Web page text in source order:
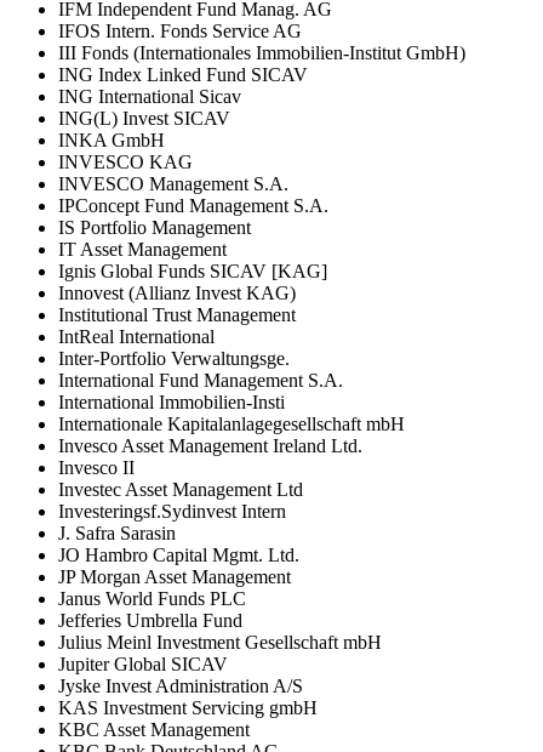
IFM Independent Fund Manag. AG
IFOS Intern. Fonds Service AG
III Fonds (Internationales Immobilien-Institut GmbH)
ING Index Linked Fund SICAV
ING International Sicav
ING(L) Invest SICAV
INKA GmbH
INVESCO KAG
INVESCO Management S.A.
IPConcept Fund Management S.A.
IS Portfolio Management
IT Asset Management
Ignis Global Funds SICAV [KAG]
Innovest (Allianz Invest KAG)
Institutional Trust Management
IntReal International
Inter-Portfolio Verwaltungsge.
International Fund Management S.A.
International Immobilien-Insti
Internationale Kapitalanlagegesellschaft mbH
Invesco Asset Management Ireland Ltd.
Invesco II
Investec Asset Management Ltd
Investeringsf.Sydinvest Intern
J. Safra Sarasin
JO Hambro Capital Mgmt. Ltd.
JP Morgan Asset Management
Janus World Funds PLC
Jefferies Umbrella Fund
Julius Meinl Investment Gesellschaft mbH
Jupiter Global SICAV
Jyske Invest Administration A/S
KAS Investment Servicing gmbH
KBC Asset Management